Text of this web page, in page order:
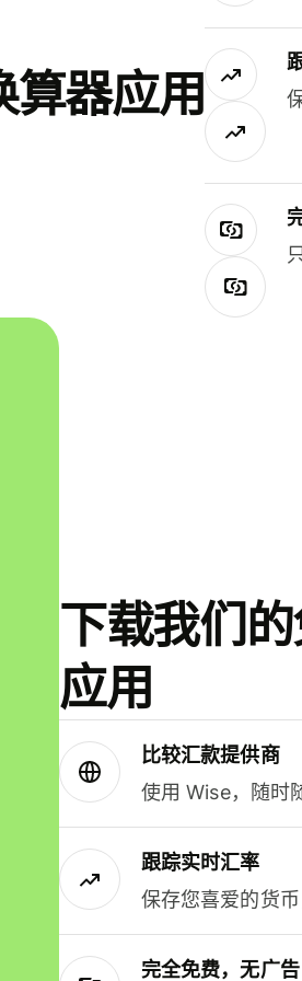
算器应用
下载我们
应用
比较汇款提供商
使用 Wise，随时
跟踪实时汇率
保存您喜爱的货
完全免费，无广告